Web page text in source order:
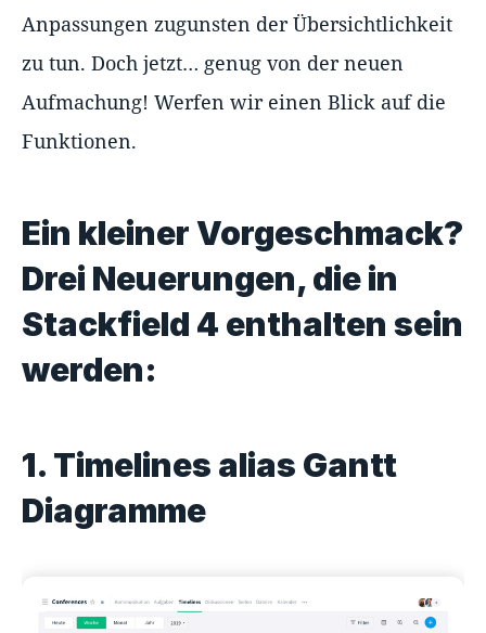
Anpassungen zugunsten der Übersichtlichkeit
zu tun. Doch jetzt… genug von der neuen
Aufmachung! Werfen wir einen Blick auf die
Funktionen.
Ein kleiner Vorgeschmack?
Drei Neuerungen, die in
Stackfield 4 enthalten sein
werden:
1. Timelines alias Gantt
Diagramme